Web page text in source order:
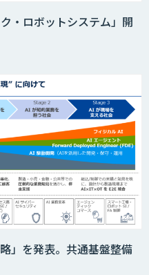
・ロボットシステム」開
」を発表。共通基盤整備